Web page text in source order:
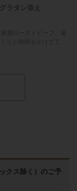
ラタン添え
クス除く）のご予